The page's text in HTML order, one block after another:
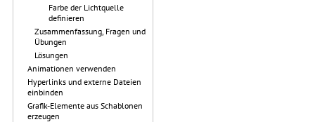
Farbe der Lichtquelle
definieren
Zusammenfassung, Fragen und
Übungen
Lösungen
Animationen verwenden
Hyperlinks und externe Dateien
einbinden
Grafik-Elemente aus Schablonen
erzeugen